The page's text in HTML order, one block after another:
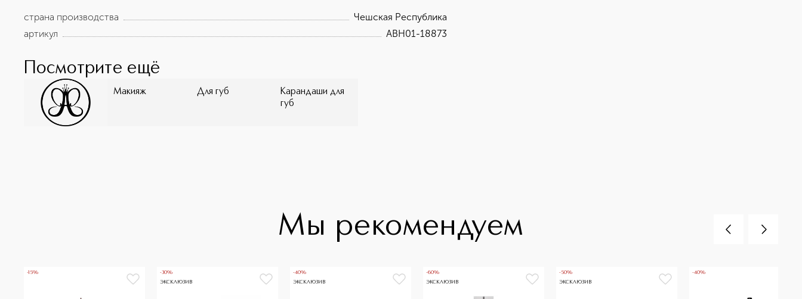
страна производства
Чешская Республика
артикул
ABH01-18873
Посмотрите ещё
Макияж Для губ
Карандаши для
губ
Мы рекомендуем
-15%
-30%
ЭКСКЛЮЗИВ
-40%
ЭКСКЛЮЗИВ
-60%
ЭКСКЛЮЗИВ
-50%
ЭКСКЛЮЗИВ
-40%